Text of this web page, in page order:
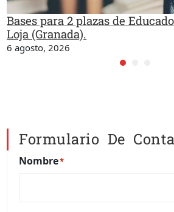
Bases para 2 plazas de
Loja (Granada).
6 agosto, 2026
Formulario De
Nombre*